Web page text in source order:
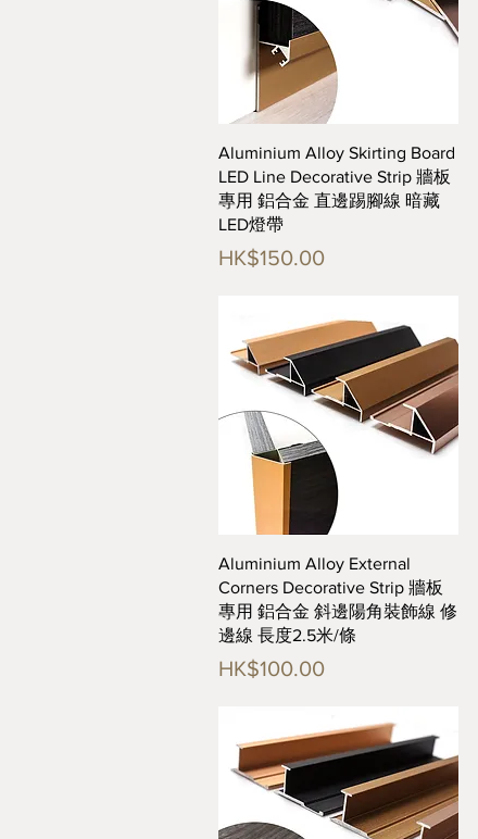
快速瀏覽
Aluminium Alloy Skirting Board
LED Line Decorative Strip 牆板
專用 鋁合金 直邊踢腳線 暗藏
LED燈帶
價格
HK$150.00
快速瀏覽
Aluminium Alloy External
Corners Decorative Strip 牆板
專用 鋁合金 斜邊陽角裝飾線 修
邊線 長度2.5米/條
價格
HK$100.00